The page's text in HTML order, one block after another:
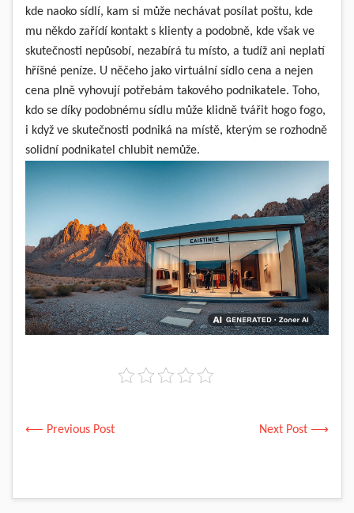
kde naoko sídlí, kam si může nechávat posílat poštu, kde
mu někdo zařídí kontakt s klienty a podobně, kde však ve
skutečnosti nepůsobí, nezabírá tu místo, a tudíž ani neplatí
hříšné peníze. U něčeho jako virtuální sídlo cena a nejen
cena plně vyhovují potřebám takového podnikatele. Toho,
kdo se díky podobnému sídlu může klidně tvářit hogo fogo,
i když ve skutečnosti podniká na místě, kterým se rozhodně
solidní podnikatel chlubit nemůže.
⟵ Previous Post Next Post ⟶